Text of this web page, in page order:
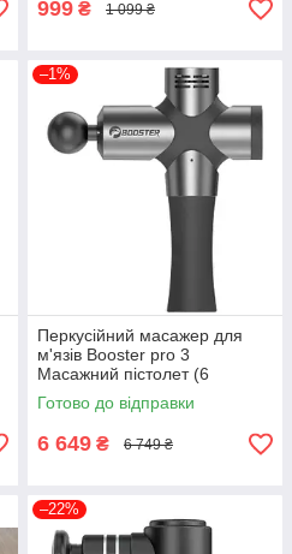
999 ₴ 1 099 ₴
–1%
Перкусійний масажер для
м'язів Booster pro 3
Масажний пістолет (6
насадок)
Готово до відправки
6 649 ₴ 6 749 ₴
–22%